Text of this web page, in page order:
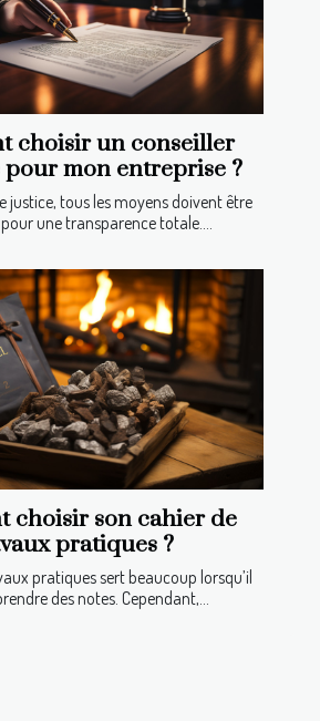
choisir un conseiller
mon entreprise ?
justice, tous les moyens doivent être
une transparence totale....
choisir son cahier de
pratiques ?
pratiques sert beaucoup lorsqu’il
des notes. Cependant,...